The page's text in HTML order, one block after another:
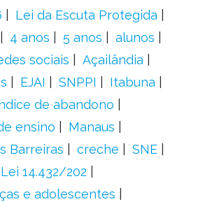
Lei da Escuta Protegida
4 anos 5 anos
alunos
sociais
Açailândia
EJAI SNPPI
Itabuna
de abandono
ensino
Manaus
Barreiras
creche
SNE
Lei 14.432/202
e adolescentes